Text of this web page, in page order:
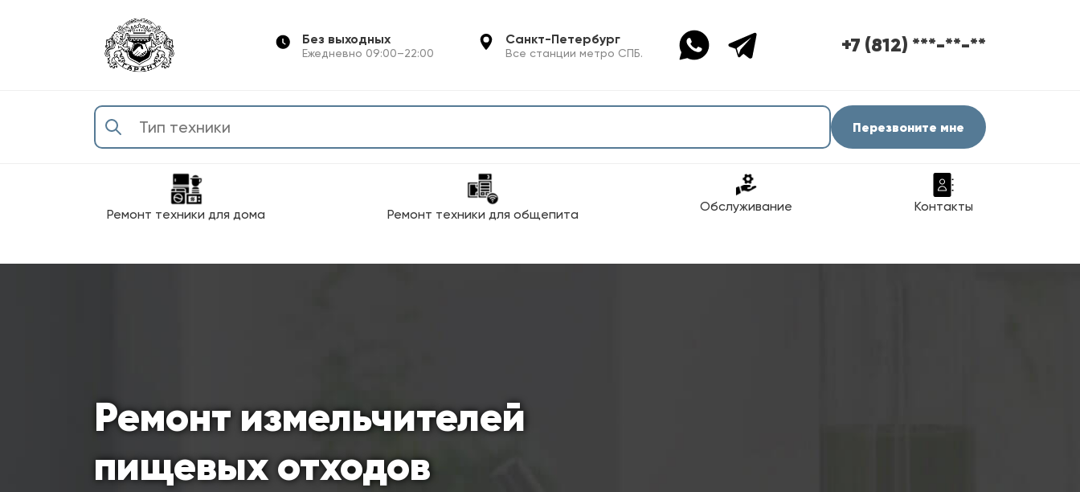
Без выходных
Ежедневно 09:00–22:00
Санкт-Петербург
Все станции метро СПБ. +7 (812) ***-**-**
Перезвоните мне
Ремонт техники для дома Ремонт техники для общепита
Обслуживание Контакты
Ремонт измельчителей
пищевых отходов